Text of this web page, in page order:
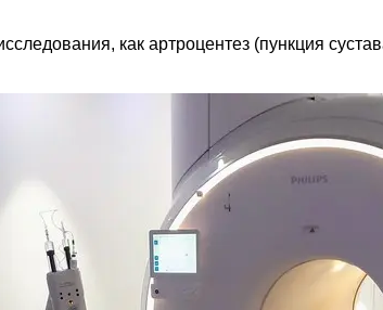
как артроцентез (пункция